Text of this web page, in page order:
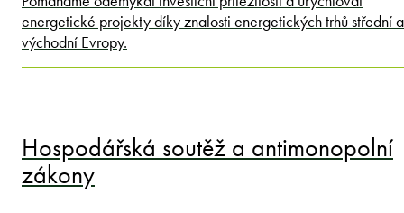
energetické projekty díky znalosti energetických trhů střední a
východní Evropy.
Hospodářská soutěž a antimonopolní
zákony